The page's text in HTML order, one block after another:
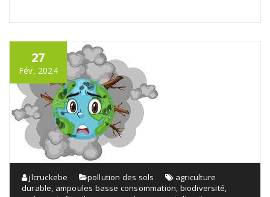
27
Fév, 2024
jlcruckebe pollution des sols
agriculture
durable ampoules basse consommation biodiversité